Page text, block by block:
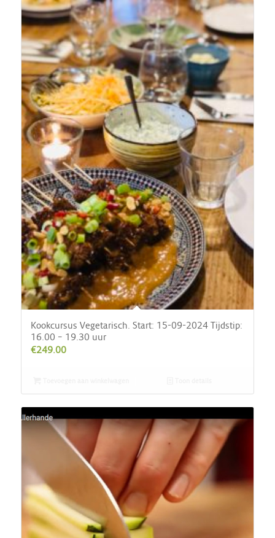
Kookcursus Vegetarisch. Start: 15-09-2024 Tijdstip:
16.00 – 19.30 uur
€249.00